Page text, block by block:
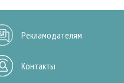
Рекламодателям
Контакты